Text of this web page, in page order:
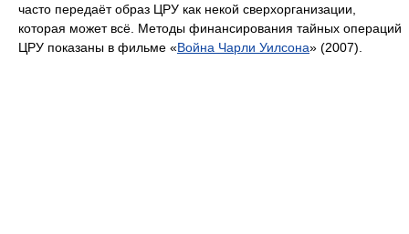
часто передаёт образ ЦРУ как некой сверхорганизации,
которая может всё. Методы финансирования тайных операций
ЦРУ показаны в фильме «Война Чарли Уилсона» (2007).